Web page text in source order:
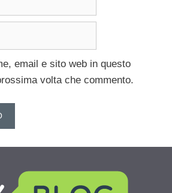
email e sito web in questo
volta che commento.